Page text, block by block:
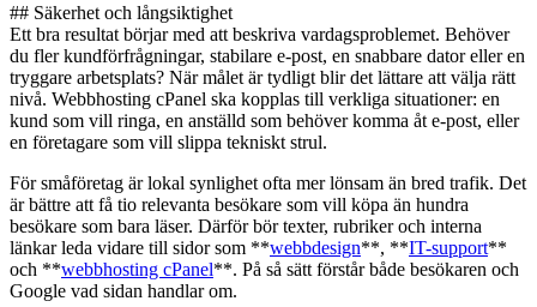
## Säkerhet och långsiktighet
Ett bra resultat börjar med att beskriva vardagsproblemet. Behöver
du fler kundförfrågningar, stabilare e-post, en snabbare dator eller en
tryggare arbetsplats? När målet är tydligt blir det lättare att välja rätt
nivå. Webbhosting cPanel ska kopplas till verkliga situationer: en
kund som vill ringa, en anställd som behöver komma åt e-post, eller
en företagare som vill slippa tekniskt strul.
För småföretag är lokal synlighet ofta mer lönsam än bred trafik. Det
är bättre att få tio relevanta besökare som vill köpa än hundra
besökare som bara läser. Därför bör texter, rubriker och interna
länkar leda vidare till sidor som **webbdesign**, **IT-support**
och **webbhosting cPanel**. På så sätt förstår både besökaren och
Google vad sidan handlar om.